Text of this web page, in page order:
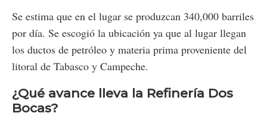
Se estima que en el lugar se produzcan 340,000 barriles
por día. Se escogió la ubicación ya que al lugar llegan
los ductos de petróleo y materia prima proveniente del
litoral de Tabasco y Campeche.
¿Qué avance lleva la Refinería Dos
Bocas?